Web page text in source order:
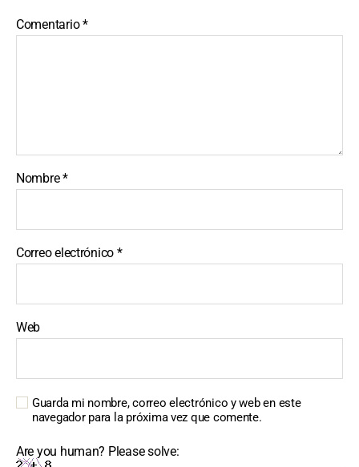
Comentario*
Nombre*
Correo electrónico *
Web
Guarda mi nombre, correo electrónico y web en este
navegador para la próxima vez que comente.
Are you human? Please solve: